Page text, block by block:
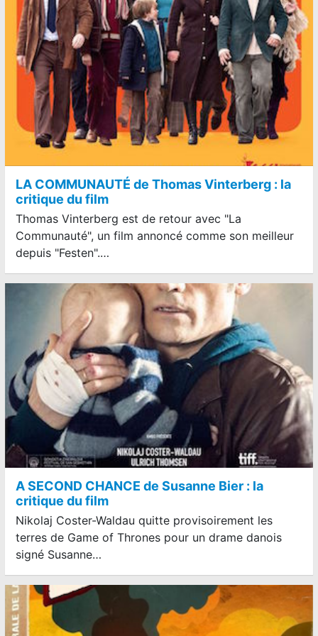
LA COMMUNAUTÉ de Thomas Vinterberg : la
critique du film
Thomas Vinterberg est de retour avec "La
Communauté", un film annoncé comme son meilleur
depuis "Festen".…
A SECOND CHANCE de Susanne Bier : la
critique du film
Nikolaj Coster-Waldau quitte provisoirement les
terres de Game of Thrones pour un drame danois
signé Susanne…